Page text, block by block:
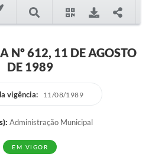
Nº 612, 11 DE AGOSTO
DE 1989
vigência: 11/08/1989
Administração Municipal
EM VIGOR